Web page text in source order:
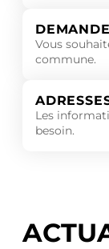
Vous
commune.
Les
besoin.